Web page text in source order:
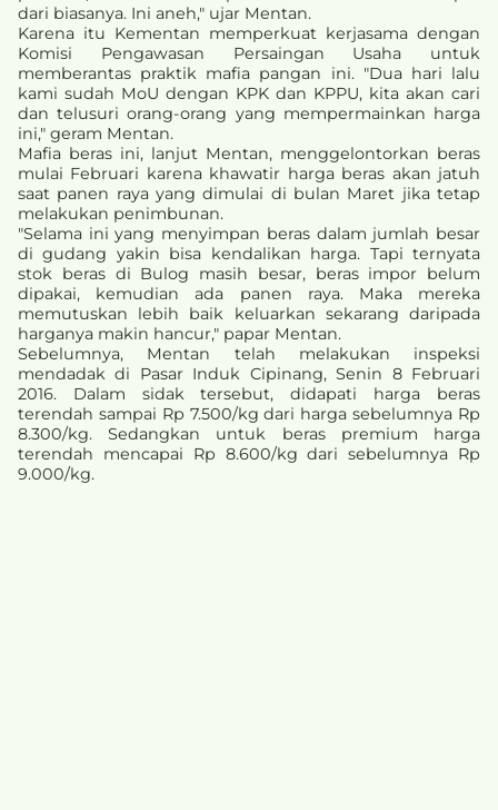
dari biasanya. Ini aneh," ujar Mentan.
Karena itu Kementan memperkuat kerjasama dengan
Komisi Pengawasan Persaingan Usaha untuk
memberantas praktik mafia pangan ini. "Dua hari lalu
kami sudah MoU dengan KPK dan KPPU, kita akan cari
dan telusuri orang-orang yang mempermainkan harga
ini," geram Mentan.
Mafia beras ini, lanjut Mentan, menggelontorkan beras
mulai Februari karena khawatir harga beras akan jatuh
saat panen raya yang dimulai di bulan Maret jika tetap
melakukan penimbunan.
"Selama ini yang menyimpan beras dalam jumlah besar
di gudang yakin bisa kendalikan harga. Tapi ternyata
stok beras di Bulog masih besar, beras impor belum
dipakai, kemudian ada panen raya. Maka mereka
memutuskan lebih baik keluarkan sekarang daripada
harganya makin hancur," papar Mentan.
Sebelumnya, Mentan telah melakukan inspeksi
mendadak di Pasar Induk Cipinang, Senin 8 Februari
2016. Dalam sidak tersebut, didapati harga beras
terendah sampai Rp 7.500/kg dari harga sebelumnya Rp
8.300/kg. Sedangkan untuk beras premium harga
terendah mencapai Rp 8.600/kg dari sebelumnya Rp
9.000/kg.